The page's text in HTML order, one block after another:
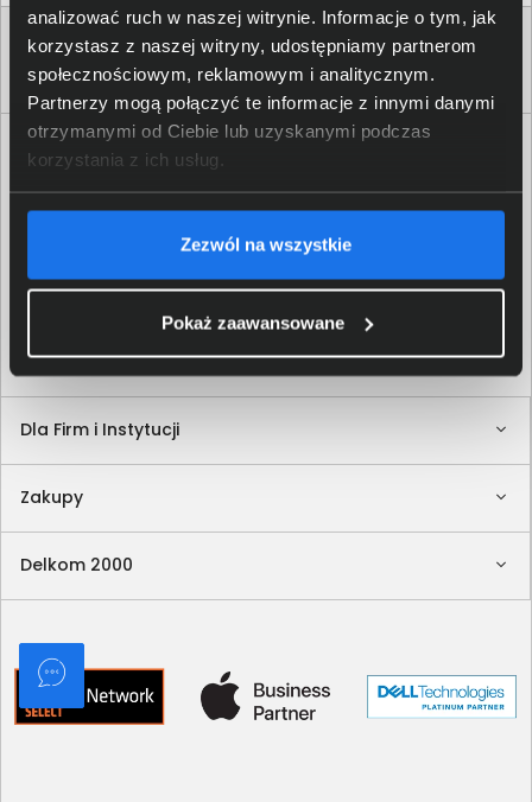
analizować ruch w naszej witrynie. Informacje o tym, jak
korzystasz z naszej witryny, udostępniamy partnerom
społecznościowym, reklamowym i analitycznym.
Partnerzy mogą połączyć te informacje z innymi danymi
otrzymanymi od Ciebie lub uzyskanymi podczas
korzystania z ich usług.
Zezwól na wszystkie
Pokaż zaawansowane
Dla Firm i Instytucji
Zakupy
Delkom 2000
Newsletter
Podaj adres e-mail
Akceptujęregulaminsklepu oraz zapoznałem/am się
polityką prywatności.*
* zgoda wymagana